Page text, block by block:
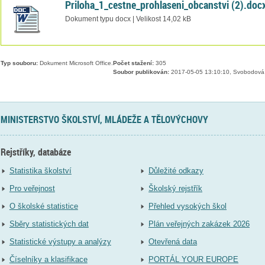
Priloha_1_cestne_prohlaseni_obcanstvi
Dokument typu docx | Velikost 14,02 kB
Typ souboru:Dokument Microsoft Office. Počet stažení:305
Soubor publikován:2017-05-05 13:10:10, Svobodová
MINISTERSTVO ŠKOLSTVÍ, MLÁDEŽE A TĚLOVÝCHOVY
Rejstříky, databáze
Statistika školství
Pro veřejnost
O školské statistice
Sběry statistických dat
Statistické výstupy a analýzy
Číselníky a klasifikace
Důležité odkazy
Školský rejstřík
Přehled vysokých škol
Plán veřejných zakázek 2026
Otevřená data
PORTÁL YOUR EUROPE